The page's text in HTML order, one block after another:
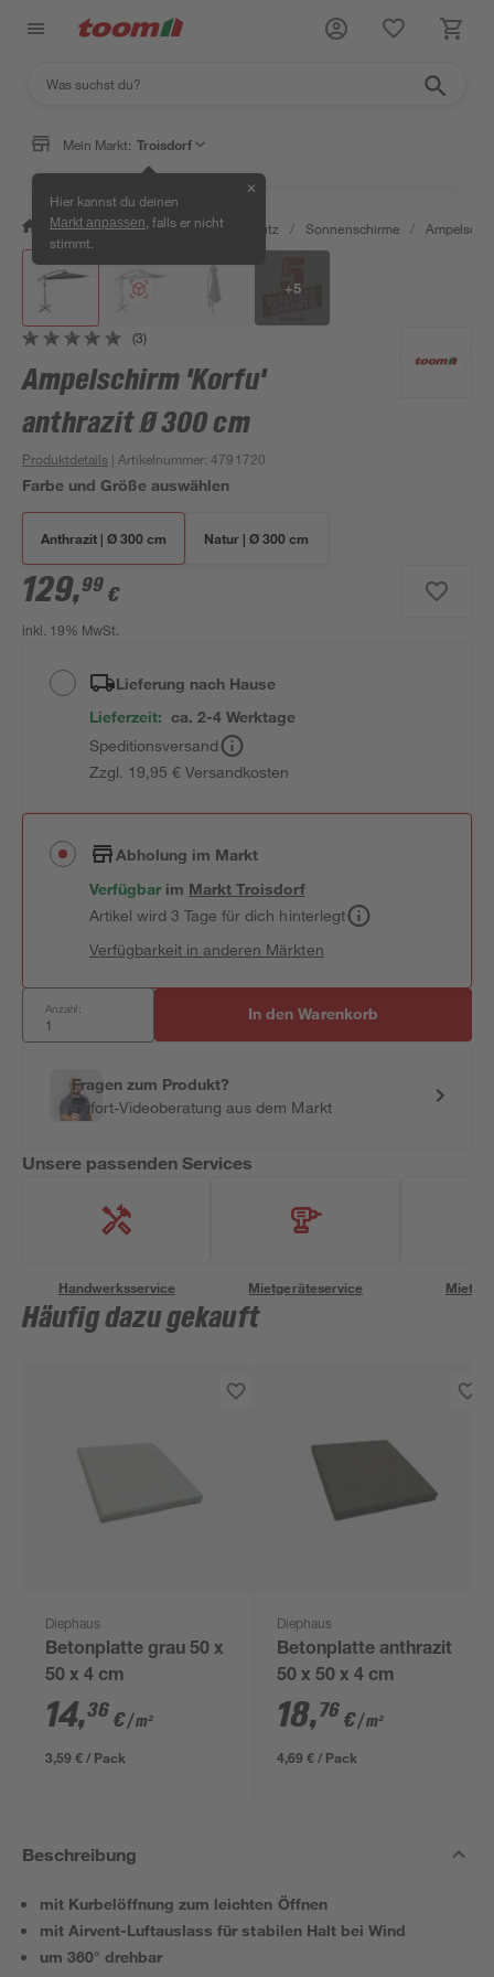
Mein Markt: Troisdorf
Hier kannst du deinen
Markt anpassen , falls er nicht
stimmt.
✕
/ Garten & Freizeit / Sonnenschutz / Sonnenschirme /
+5
(3)
Ampelschirm 'Korfu'
anthrazit Ø 300 cm
Produktdetails | Artikelnummer:4791720
Farbe und Größe auswählen
Anthrazit | Ø 300 cm Natur | Ø 300 cm
129,99 €
inkl. 19% MwSt.
Lieferung nach Hause
Lieferzeit: ca. 2-4 Werktage
Speditionsversand
Zzgl. 19,95 € Versandkosten
Abholung im Markt
Verfügbar im MarktTroisdorf
Artikel wird 3 Tage für dich hinterlegt
Verfügbarkeit in anderen Märkten
Anzahl: In den Warenkorb
Fragen zum Produkt?
Sofort-Videoberatung aus dem Markt
Unsere passenden Services
Handwerksservice Mietgeräteservice
Häufig dazu gekauft
Diephaus
Betonplatte grau 50 x
50 x 4 cm
14,36 €/ m²
3,59 € / Pack
Diephaus
Betonplatte anthrazit
50 x 50 x 4 cm
18,76 €/ m²
4,69 € / Pack
Beschreibung
mit Kurbelöffnung zum leichten Öffnen
mit Airvent-Luftauslass für stabilen Halt bei Wind
um 360° drehbar